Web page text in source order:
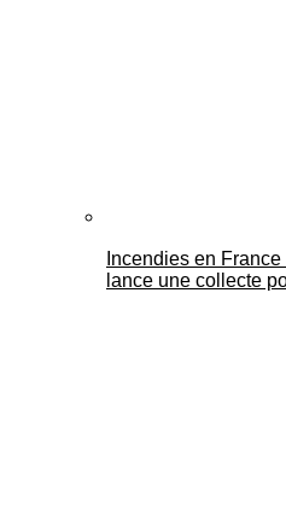
Incendies en
lance une collecte